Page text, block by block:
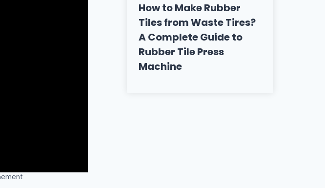
How to Make Rubber
Tiles from Waste Tires?
A Complete Guide to
Rubber Tile Press
Machine